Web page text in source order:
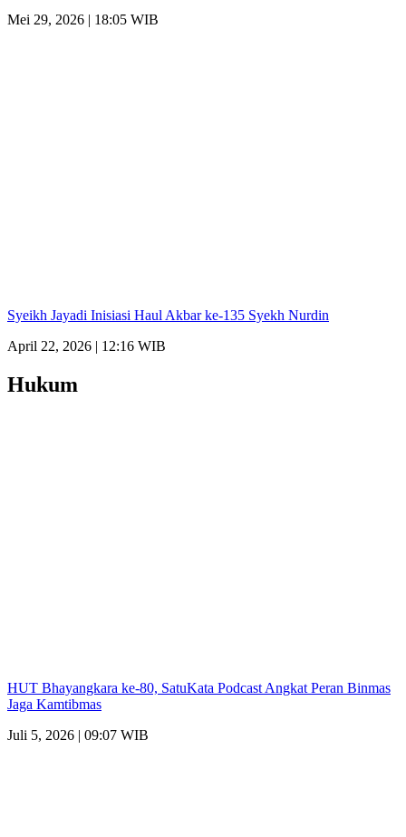
Mei 29, 2026 | 18:05 WIB
Syeikh Jayadi Inisiasi Haul Akbar ke-135 Syekh Nurdin
April 22, 2026 | 12:16 WIB
Hukum
HUT Bhayangkara ke-80, SatuKata Podcast Angkat Peran Binmas
Jaga Kamtibmas
Juli 5, 2026 | 09:07 WIB